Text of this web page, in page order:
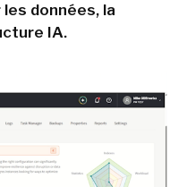
données, la
IA.